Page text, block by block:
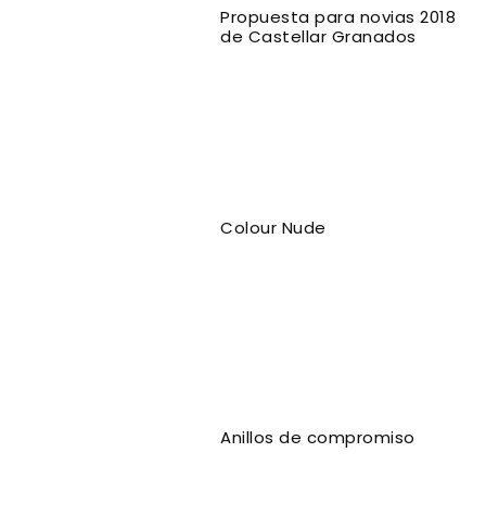
Propuesta para novias 2018
de Castellar Granados
Colour Nude
Anillos de compromiso